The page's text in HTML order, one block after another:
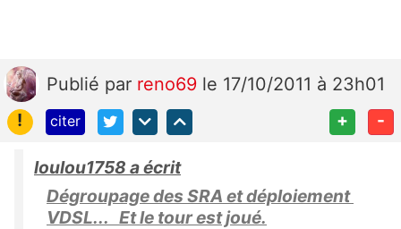
Publié par reno69 le 17/10/2011 à 23h01
!
citer + -
loulou1758 a écrit
Dégroupage des SRA et déploiement
VDSL... Et le tour est joué.